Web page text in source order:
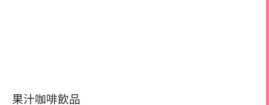
果汁咖啡飲品